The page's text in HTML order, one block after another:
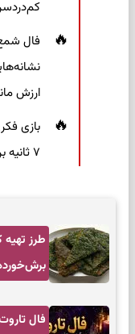
ارزش
بازی
۷ ثانیه برای پیداکردنش فرصت دارید
طرز